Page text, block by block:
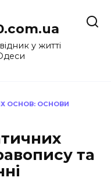
у житті
ОСНОВ: ОСНОВИ
та